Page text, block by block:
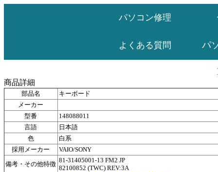
パソコン修理
よくある質問 パ
商品詳細
部品名
キーボード
メーカー
型番
148088011
言語
日本語
色
白系
採用メーカー
VAIO/SONY
備考・その他特徴
81-31405001-13 FM2 JP
82100852 (TWC) REV:3A